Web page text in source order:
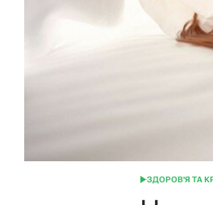
ОПУБЛІКУВАТИ
ЗДОРОВ'Я ТА